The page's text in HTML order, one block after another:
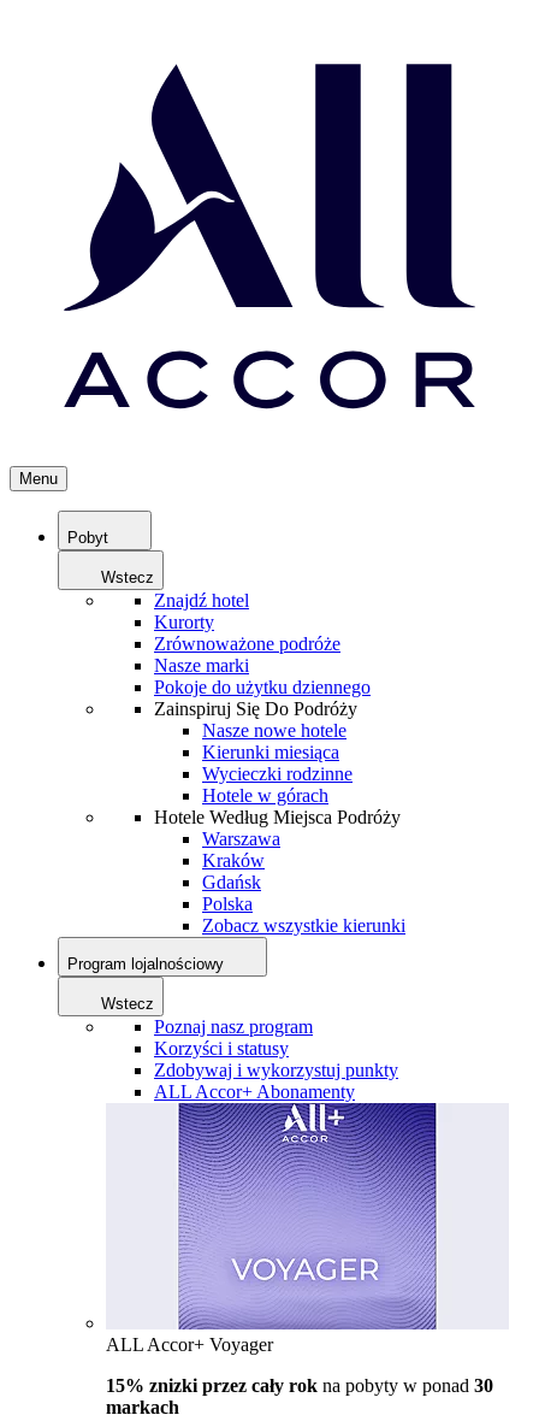
Menu
Pobyt
Wstecz
Znajdź hotel
Kurorty
Zrównoważone podróże
Nasze marki
Pokoje do użytku dziennego
Zainspiruj Się Do Podróży
Nasze nowe hotele
Kierunki miesiąca
Wycieczki rodzinne
Hotele w górach
Hotele Według Miejsca Podróży
Warszawa
Kraków
Gdańsk
Polska
Zobacz wszystkie kierunki
Program lojalnościowy
Wstecz
Poznaj nasz program
Korzyści i statusy
Zdobywaj i wykorzystuj punkty
ALL Accor+ Abonamenty
ALL Accor+ Voyager
15% znizki przez cały rok na pobyty w ponad 30
markach